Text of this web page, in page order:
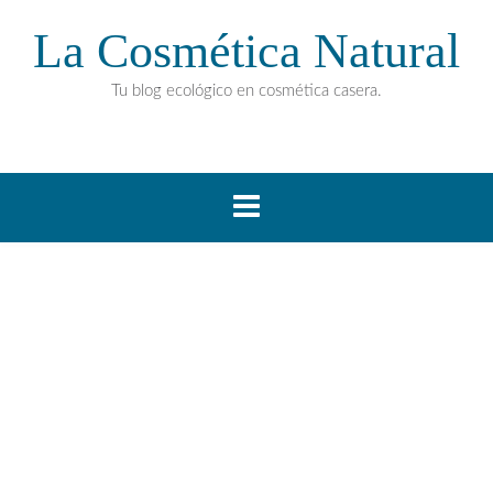
La Cosmética Natural
Tu blog ecológico en cosmética casera.